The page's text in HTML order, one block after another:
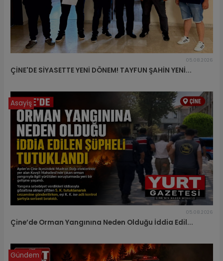
05.08.2026
ÇİNE'DE SİYASETTE YENİ DÖNEM! TAYFUN ŞAHİN YENİ...
05.08.2026
Çine’de Orman Yangınına Neden Olduğu İddia Edil...
Asayiş
Gündem